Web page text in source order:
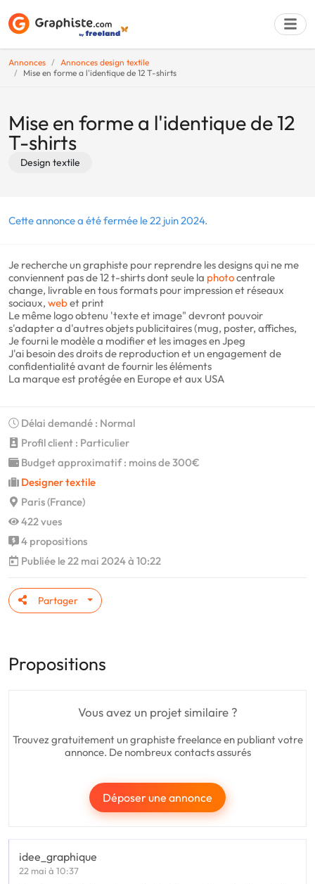
Annonces
Annonces design textile
Mise en forme a l'identique de 12 T-shirts
Mise en forme a l'identique de 12
T-shirts
Design textile
Cette annonce a été fermée le 22 juin 2024.
Je recherche un graphiste pour reprendre les designs qui ne me
conviennent pas de 12 t-shirts dont seule la photocentrale
change, livrable en tous formats pour impression et réseaux
sociaux, webet print
Le même logo obtenu 'texte et image" devront pouvoir
s'adapter a d'autres objets publicitaires (mug, poster, affiches,
Je fourni le modèle a modifier et les images en Jpeg
J'ai besoin des droits de reproduction et un engagement de
confidentialité avant de fournir les éléments
La marque est protégée en Europe et aux USA
Délai demandé : Normal
Profil client : Particulier
Budget approximatif : moins de 300€
Designer textile
Paris (France)
422 vues
4 propositions
Publiée le 22 mai 2024 à 10:22
Partager
Propositions
Vous avez un projet similaire ?
Trouvez gratuitement un graphiste freelance en publiant votre
annonce. De nombreux contacts assurés
Déposer une annonce
idee_graphique
22 mai à 10:37